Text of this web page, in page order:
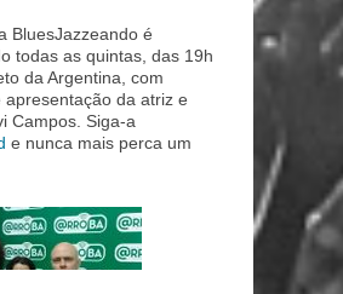
BluesJazzeando é
todas as quintas, das 19h
da Argentina, com
apresentação da atriz e
Campos. Siga-a
e nunca mais perca um